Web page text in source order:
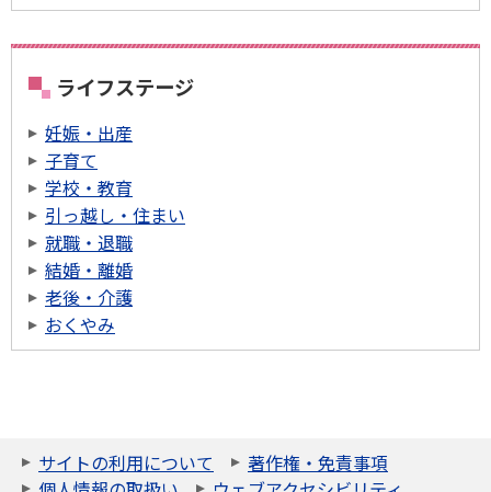
ライフステージ
妊娠・出産
子育て
学校・教育
引っ越し・住まい
就職・退職
結婚・離婚
老後・介護
おくやみ
サイトの利用について
著作権・免責事項